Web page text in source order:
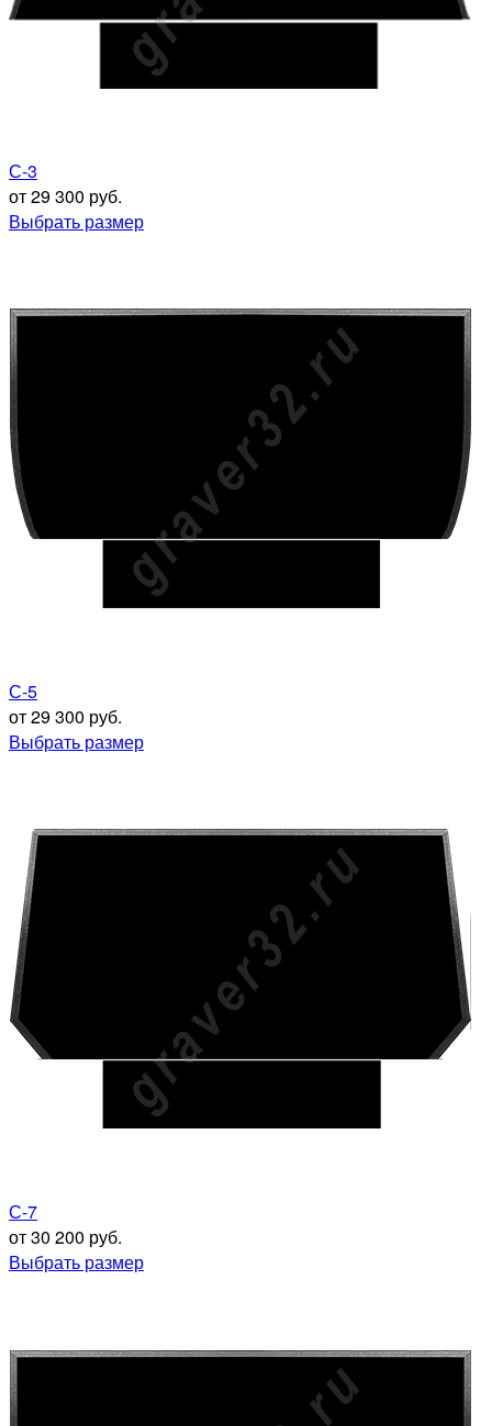
С-3
от 29 300 руб.
Выбрать размер
С-5
от 29 300 руб.
Выбрать размер
С-7
от 30 200 руб.
Выбрать размер